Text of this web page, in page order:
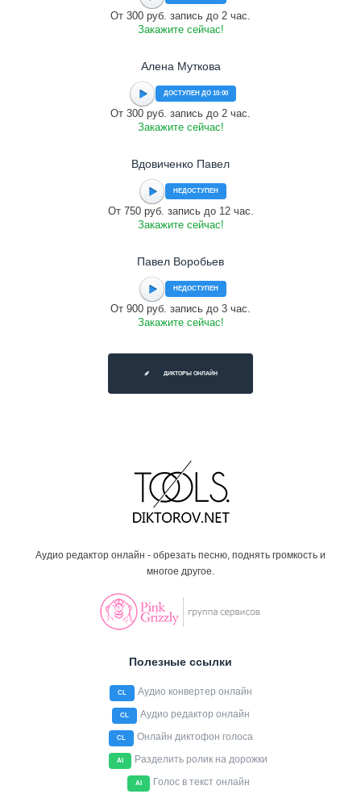
От 300 руб. запись до 2 час.
Закажите сейчас!
Алена Муткова
ДОСТУПЕН ДО 10:00
От 300 руб. запись до 2 час.
Закажите сейчас!
Вдовиченко Павел
НЕДОСТУПЕН
От 750 руб. запись до 12 час.
Закажите сейчас!
Павел Воробьев
НЕДОСТУПЕН
От 900 руб. запись до 3 час.
Закажите сейчас!
ДИКТОРЫ ОНЛАЙН
Аудио редактор онлайн - обрезать песню, поднять громкость и
многое другое.
Полезные ссылки
CL Аудио конвертер онлайн
CL Аудио редактор онлайн
CL Онлайн диктофон голоса
AI Разделить ролик на дорожки
AI Голос в текст онлайн